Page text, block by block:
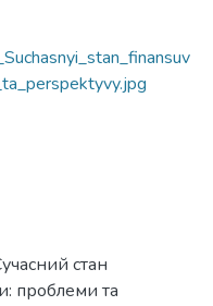
стан
проблеми та